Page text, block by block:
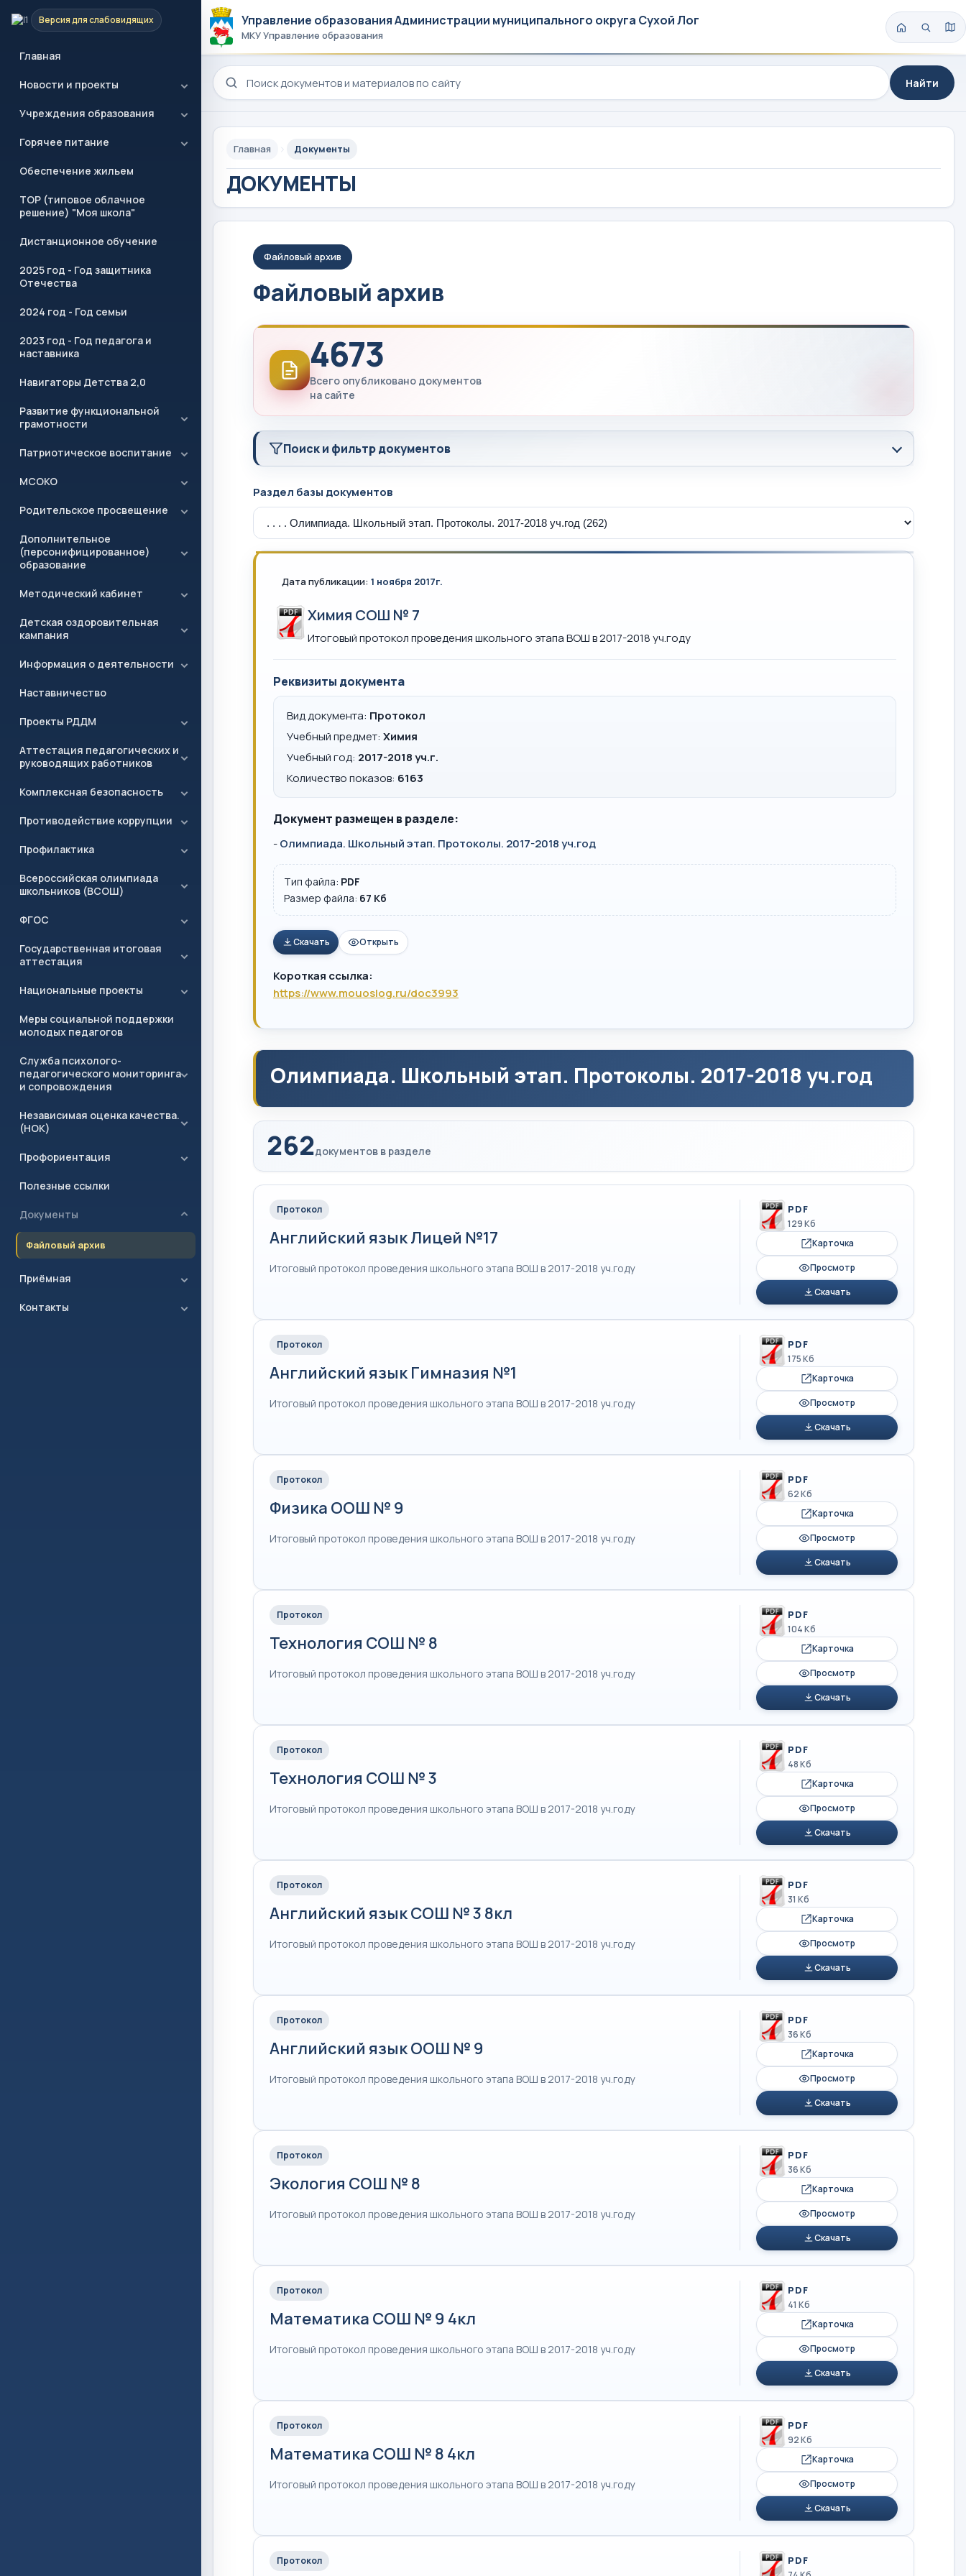
Версия для слабовидящих
Главная
Новости и проекты
Учреждения образования
Горячее питание
Обеспечение жильем
ТОР (типовое облачное
решение) "Моя школа"
Дистанционное обучение
2025 год - Год защитника
Отечества
2024 год - Год семьи
2023 год - Год педагога и
наставника
Навигаторы Детства 2,0
Развитие функциональной
грамотности
Патриотическое воспитание
МСОКО
Родительское просвещение
Дополнительное
(персонифицированное)
образование
Методический кабинет
Детская оздоровительная
кампания
Информация о деятельности
Наставничество
Проекты РДДМ
Аттестация педагогических и
руководящих работников
Комплексная безопасность
Противодействие коррупции
Профилактика
Всероссийская олимпиада
школьников (ВСОШ)
ФГОС
Государственная итоговая
аттестация
Национальные проекты
Меры социальной поддержки
молодых педагогов
Служба психолого-
педагогического мониторинга
и сопровождения
Независимая оценка качества.
(НОК)
Профориентация
Полезные ссылки
Документы
Файловый архив
Приёмная
Контакты
Управление образования Администрации муниципального округа Сухой Лог
МКУ Управление образования
Поиск по сайту
Найти
Главная Документы
ДОКУМЕНТЫ
Файловый архив
Файловый архив
4673
Всего опубликовано документов
на сайте
Поиск и фильтр документов
Раздел базы документов
Дата публикации: 1 ноября 2017г.
Химия СОШ № 7
Итоговый протокол проведения школьного этапа ВОШ в 2017-2018 уч.году
Реквизиты документа
Вид документа: Протокол
Учебный предмет: Химия
Учебный год: 2017-2018 уч.г.
Количество показов: 6163
Документ размещен в разделе:
-Олимпиада. Школьный этап. Протоколы. 2017-2018 уч.год
Тип файла: PDF
Размер файла: 67 Кб
Скачать Открыть
Короткая ссылка:
https://www.mouoslog.ru/doc3993
Олимпиада. Школьный этап. Протоколы. 2017-2018 уч.год
262документов в разделе
Протокол
Английский язык Лицей №17
Итоговый протокол проведения школьного этапа ВОШ в 2017-2018 уч.году
PDF
129 Кб
Карточка
Просмотр
Скачать
Протокол
Английский язык Гимназия №1
Итоговый протокол проведения школьного этапа ВОШ в 2017-2018 уч.году
PDF
175 Кб
Карточка
Просмотр
Скачать
Протокол
Физика ООШ № 9
Итоговый протокол проведения школьного этапа ВОШ в 2017-2018 уч.году
PDF
62 Кб
Карточка
Просмотр
Скачать
Протокол
Технология СОШ № 8
Итоговый протокол проведения школьного этапа ВОШ в 2017-2018 уч.году
PDF
104 Кб
Карточка
Просмотр
Скачать
Протокол
Технология СОШ № 3
Итоговый протокол проведения школьного этапа ВОШ в 2017-2018 уч.году
PDF
48 Кб
Карточка
Просмотр
Скачать
Протокол
Английский язык СОШ № 3 8кл
Итоговый протокол проведения школьного этапа ВОШ в 2017-2018 уч.году
PDF
31 Кб
Карточка
Просмотр
Скачать
Протокол
Английский язык ООШ № 9
Итоговый протокол проведения школьного этапа ВОШ в 2017-2018 уч.году
PDF
36 Кб
Карточка
Просмотр
Скачать
Протокол
Экология СОШ № 8
Итоговый протокол проведения школьного этапа ВОШ в 2017-2018 уч.году
PDF
36 Кб
Карточка
Просмотр
Скачать
Протокол
Математика СОШ № 9 4кл
Итоговый протокол проведения школьного этапа ВОШ в 2017-2018 уч.году
PDF
41 Кб
Карточка
Просмотр
Скачать
Протокол
Математика СОШ № 8 4кл
Итоговый протокол проведения школьного этапа ВОШ в 2017-2018 уч.году
PDF
92 Кб
Карточка
Просмотр
Скачать
Протокол PDF